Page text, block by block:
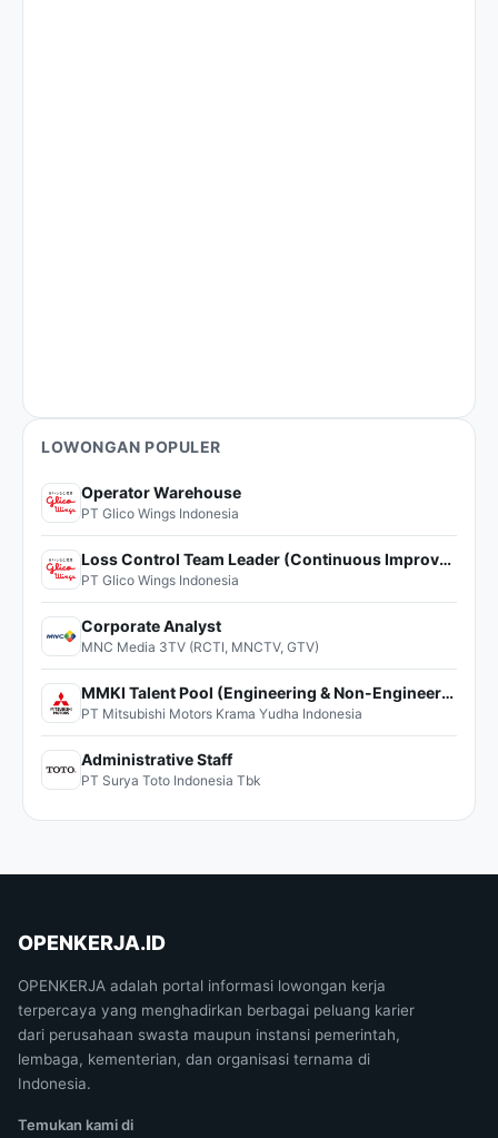
LOWONGAN POPULER
Operator Warehouse
PT Glico Wings Indonesia
Loss Control Team Leader (Continuous Improvement)
PT Glico Wings Indonesia
Corporate Analyst
MNC Media 3TV (RCTI, MNCTV, GTV)
MMKI Talent Pool (Engineering & Non-Engineering)
PT Mitsubishi Motors Krama Yudha Indonesia
Administrative Staff
PT Surya Toto Indonesia Tbk
OPENKERJA.ID
OPENKERJA adalah portal informasi lowongan kerja
terpercaya yang menghadirkan berbagai peluang karier
dari perusahaan swasta maupun instansi pemerintah,
lembaga, kementerian, dan organisasi ternama di
Indonesia.
Temukan kami di